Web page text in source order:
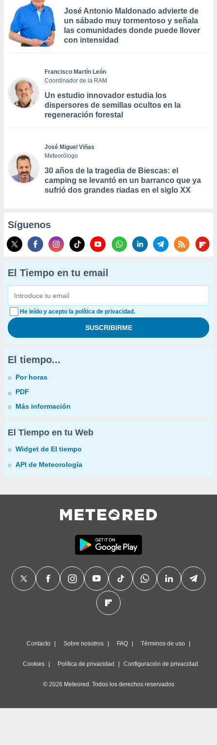
José Antonio Maldonado advierte de
un sábado muy tormentoso y señala
las comunidades donde puede llover
con intensidad
Francisco Martín León
Coordinador de la RAM
Un estudio innovador estudia los
dispersores de semillas ocultos en la
regeneración forestal
José Miguel Viñas
Meteorólogo
30 años de la tragedia de Biescas: el
camping se levantó en un barranco que ya
sufrió dos grandes riadas en el siglo XX
Síguenos
El Tiempo en tu email
He leído y acepto la política de privacidad.
El tiempo...
Por horas
PDF
Más información
El Tiempo en tu Web
Widget de El tiempo
API de Meteorología
Contacto Sobre nosotros FAQ Términos de uso
Cookies Política de privacidad Configuración de privacidad
© 2026 Meteored. Todos los derechos reservados